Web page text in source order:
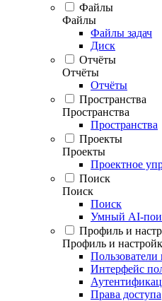
Файлы
Файлы
Файлы задач
Диск
Отчёты
Отчёты
Отчёты
Пространства
Пространства
Пространства
Проекты
Проекты
Проектное
Поиск
Поиск
Поиск
Умный AI-
Профиль и
Профиль и
Интерфейс
Права доступа